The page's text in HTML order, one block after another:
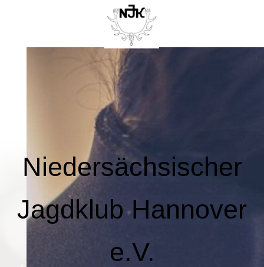
Niedersächsischer
Jagdklub Hannover
e.V.